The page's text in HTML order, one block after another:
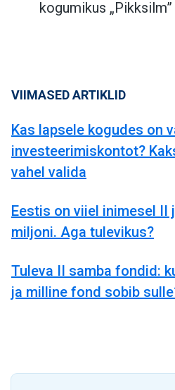
kogumikus „Pikksilm”
VIIMASED ARTIKLID
Kas lapsele kogudes on
investeerimiskontot?
vahel valida
Eestis on viiel inimesel II
miljoni. Aga tulevikus?
Tuleva II samba fondid:
ja milline fond sobib